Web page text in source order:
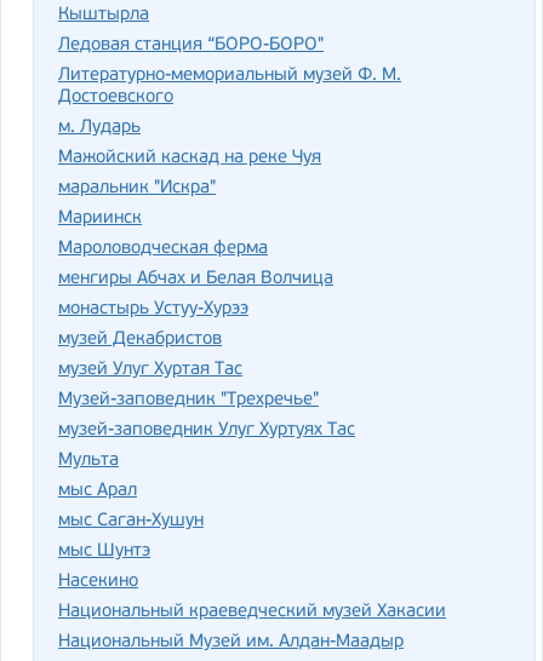
Кыштырла
Ледовая станция “БОРО-БОРО"
Литературно-мемориальный музей Ф. М.
Достоевского
м. Лударь
Мажойский каскад на реке Чуя
маральник "Искра"
Мариинск
Мароловодческая ферма
менгиры Абчах и Белая Волчица
монастырь Устуу-Хурээ
музей Декабристов
музей Улуг Хуртая Тас
Музей-заповедник "Трехречье"
музей-заповедник Улуг Хуртуях Тас
Мульта
мыс Арал
мыс Саган-Хушун
мыс Шунтэ
Насекино
Национальный краеведческий музей Хакасии
Национальный Музей им. Алдан-Маадыр